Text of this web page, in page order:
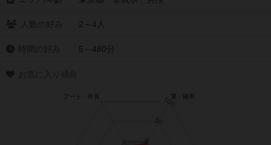
2～4人
5～480分